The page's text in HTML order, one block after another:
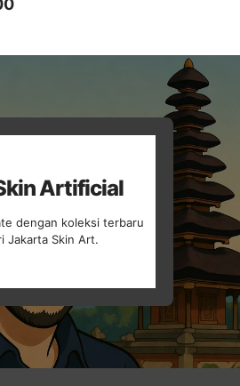
adalah:
Artificial
dengan koleksi terbaru
Jakarta Skin Art.